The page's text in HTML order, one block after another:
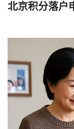
北京积分落户